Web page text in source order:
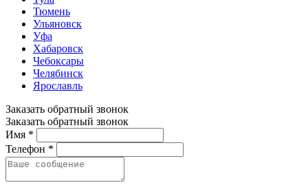
Тюмень
Ульяновск
Уфа
Хабаровск
Чебоксары
Челябинск
Ярославль
Заказать обратный звонок
Заказать обратный звонок
Имя *
Телефон *